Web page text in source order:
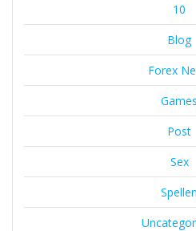
10
Blog
Forex
Games
Post
Sex
Spellen